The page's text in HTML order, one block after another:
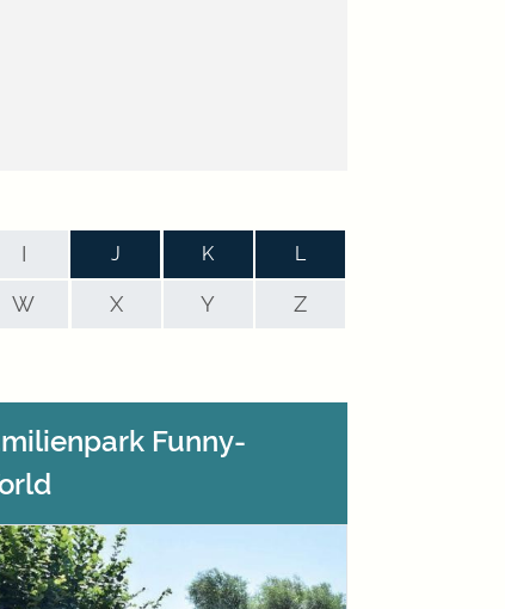
I J K L
W X Y Z
Funny-